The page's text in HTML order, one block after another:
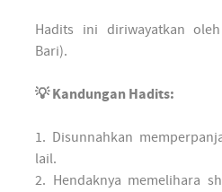
Hadits ini diriwayatkan
Bari).
💡 Kandungan Hadits:
1. Disunnahkan
lail.
2. Hendaknya memelihara